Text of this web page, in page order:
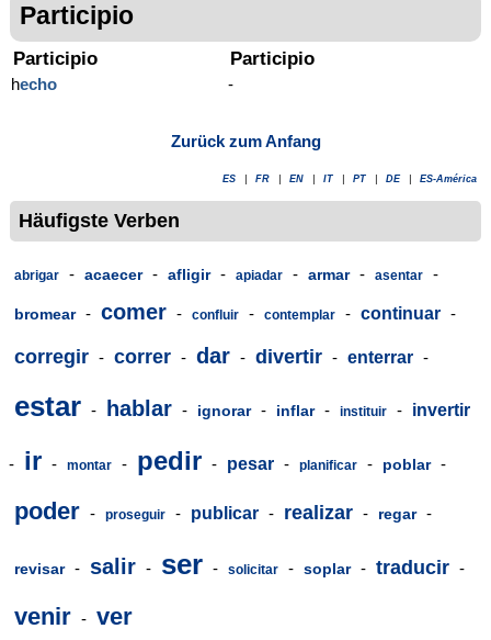
Participio
Participio
hecho
Participio
-
Zurück zum Anfang
ES FR EN IT PT DE ES-América
Häufigste Verben
abrigar - acaecer - afligir - apiadar - armar - asentar -
bromear - comer - confluir - contemplar - continuar -
corregir - correr - dar - divertir - enterrar -
estar - hablar - ignorar - inflar - instituir - invertir
- ir - montar - pedir - pesar - planificar - poblar -
poder - proseguir - publicar - realizar - regar -
revisar - salir - ser - solicitar - soplar - traducir -
venir - ver